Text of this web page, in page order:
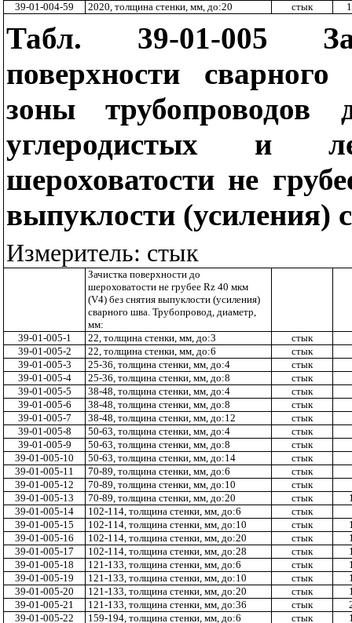
39-01-004-59
2020, толщина стенки, мм, до:20 стык
Табл. 39-01-005
поверхности
зоны
углеродистых и
шероховатости не
выпуклости (усиления)
Измеритель: стык
Зачистка поверхности до
шероховатости не грубее Rz40 мкм
(V4) без снятия выпуклости (усиления)
сварного шва. Трубопровод, диаметр,
мм:
39-01-005-1
22, толщина стенки, мм, до:3 стык
39-01-005-2
22, толщина стенки, мм, до:6 стык
39-01-005-3
25-36, толщина стенки, мм, до:4 стык
39-01-005-4
25-36, толщина стенки, мм, до:8 стык
39-01-005-5
38-48, толщина стенки, мм, до:4 стык
39-01-005-6
38-48, толщина стенки, мм, до:8 стык
39-01-005-7
38-48, толщина стенки, мм, до:12 стык
39-01-005-8
50-63, толщина стенки, мм, до:4 стык
39-01-005-9
50-63, толщина стенки, мм, до:8 стык
39-01-005-10
50-63, толщина стенки, мм, до:14 стык
39-01-005-11
70-89, толщина стенки, мм, до:6 стык
39-01-005-12
70-89, толщина стенки, мм, до:10 стык
39-01-005-13
70-89, толщина стенки, мм, до:20 стык
39-01-005-14
102-114, толщина стенки, мм, до:6 стык
39-01-005-15
102-114, толщина стенки, мм, до:10 стык
39-01-005-16
102-114, толщина стенки, мм, до:20 стык
39-01-005-17
102-114, толщина стенки, мм, до:28 стык
39-01-005-18
121-133, толщина стенки, мм, до:6 стык
39-01-005-19
121-133, толщина стенки, мм, до:10 стык
39-01-005-20
121-133, толщина стенки, мм, до:20 стык
39-01-005-21
121-133, толщина стенки, мм, до:36 стык
39-01-005-22
159-194, толщина стенки, мм, до:6 стык